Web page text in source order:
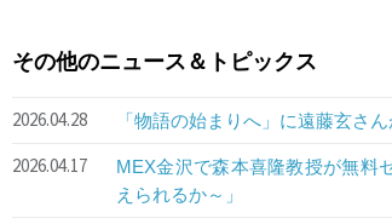
その他のニュース＆トピックス
2026.04.28 「物語の始まりへ」に遠藤玄さ
2026.04.17
MEX金沢で森本喜隆教授が無料
えられるか～」